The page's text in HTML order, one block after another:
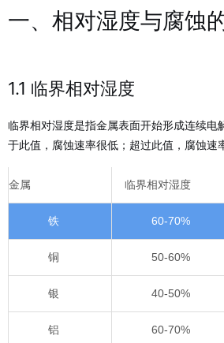
一、相对湿度与腐蚀
1.1 临界相对湿度
临界相对湿度是指金属表面开始形成连续电
于此值，腐蚀速率很低；超过此值，腐蚀速
金属 临界相对湿度
铁 60-70%
铜 50-60%
银 40-50%
铝 60-70%